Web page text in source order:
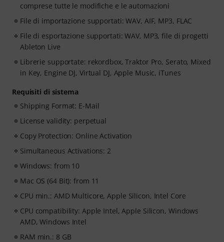
comprese tutte le modifiche e le automazioni
File di importazione supportati: WAV, AIF, MP3, FLAC
File di esportazione supportati: WAV, MP3, file di progetti
Ableton Live
Librerie supportate: rekordbox, Traktor Pro, Serato, Mixed
in Key, Engine DJ, Virtual DJ, Apple Music, iTunes
Requisiti di sistema
Shipping Format: E-Mail
License validity: perpetual
Copy Protection: Online Activation
Simultaneous Activations: 2
Windows: from 10
Mac OS (64 Bit): from 11
CPU min.: AMD Multicore, Apple Silicon, Intel Core
CPU compatibility: Apple Intel, Apple Silicon, Windows
AMD, Windows Intel
RAM min.: 8 GB